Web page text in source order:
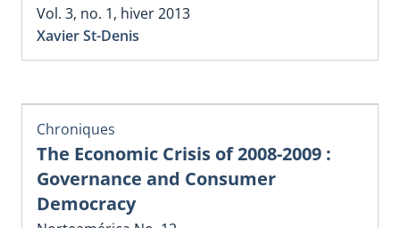
Vol. 3, no. 1, hiver 2013
Xavier St-Denis
Chroniques
The Economic Crisis of 2008-2009 :
Governance and Consumer
Democracy